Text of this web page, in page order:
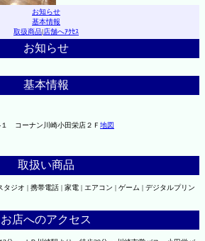
お知らせ
基本情報
取扱商品|店舗へｱｸｾｽ
お知らせ
基本情報
１ コーナン川崎小田栄店２Ｆ 地図
取扱い商品
ジオ | 携帯電話 | 家電 | エアコン | ゲーム | デジタルプリン
お店へのアクセス